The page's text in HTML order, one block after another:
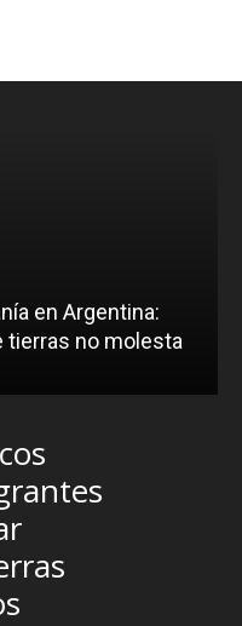
en Argentina:
tierras no molesta